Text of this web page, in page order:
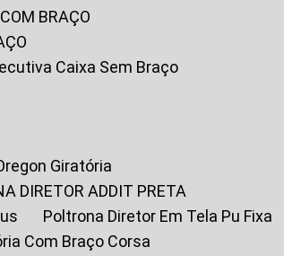
BRAÇO
Caixa Sem Braço
Giratória
DIRETOR ADDIT PRETA
Poltrona Diretor Em Tela Pu Fixa
Com Braço Corsa